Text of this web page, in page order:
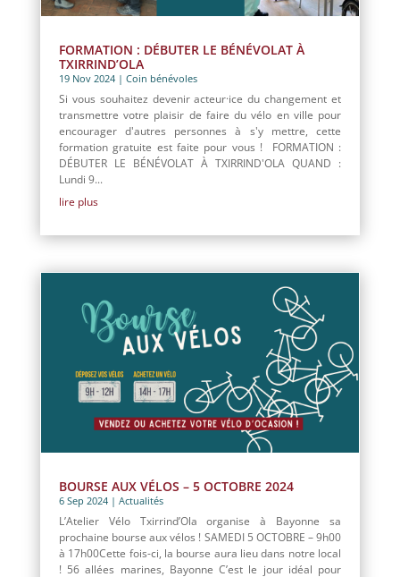
FORMATION : DÉBUTER LE BÉNÉVOLAT À
TXIRRIND’OLA
19 Nov 2024| Coin bénévoles
Si vous souhaitez devenir acteur·ice du changement et
transmettre votre plaisir de faire du vélo en ville pour
encourager d'autres personnes à s'y mettre, cette
formation gratuite est faite pour vous ! FORMATION :
DÉBUTER LE BÉNÉVOLAT À TXIRRIND'OLA QUAND :
Lundi 9...
lire plus
BOURSE AUX VÉLOS – 5 OCTOBRE 2024
6 Sep 2024| Actualités
L’Atelier Vélo Txirrind’Ola organise à Bayonne sa
prochaine bourse aux vélos ! SAMEDI 5 OCTOBRE – 9h00
à 17h00Cette fois-ci, la bourse aura lieu dans notre local
! 56 allées marines, Bayonne C’est le jour idéal pour